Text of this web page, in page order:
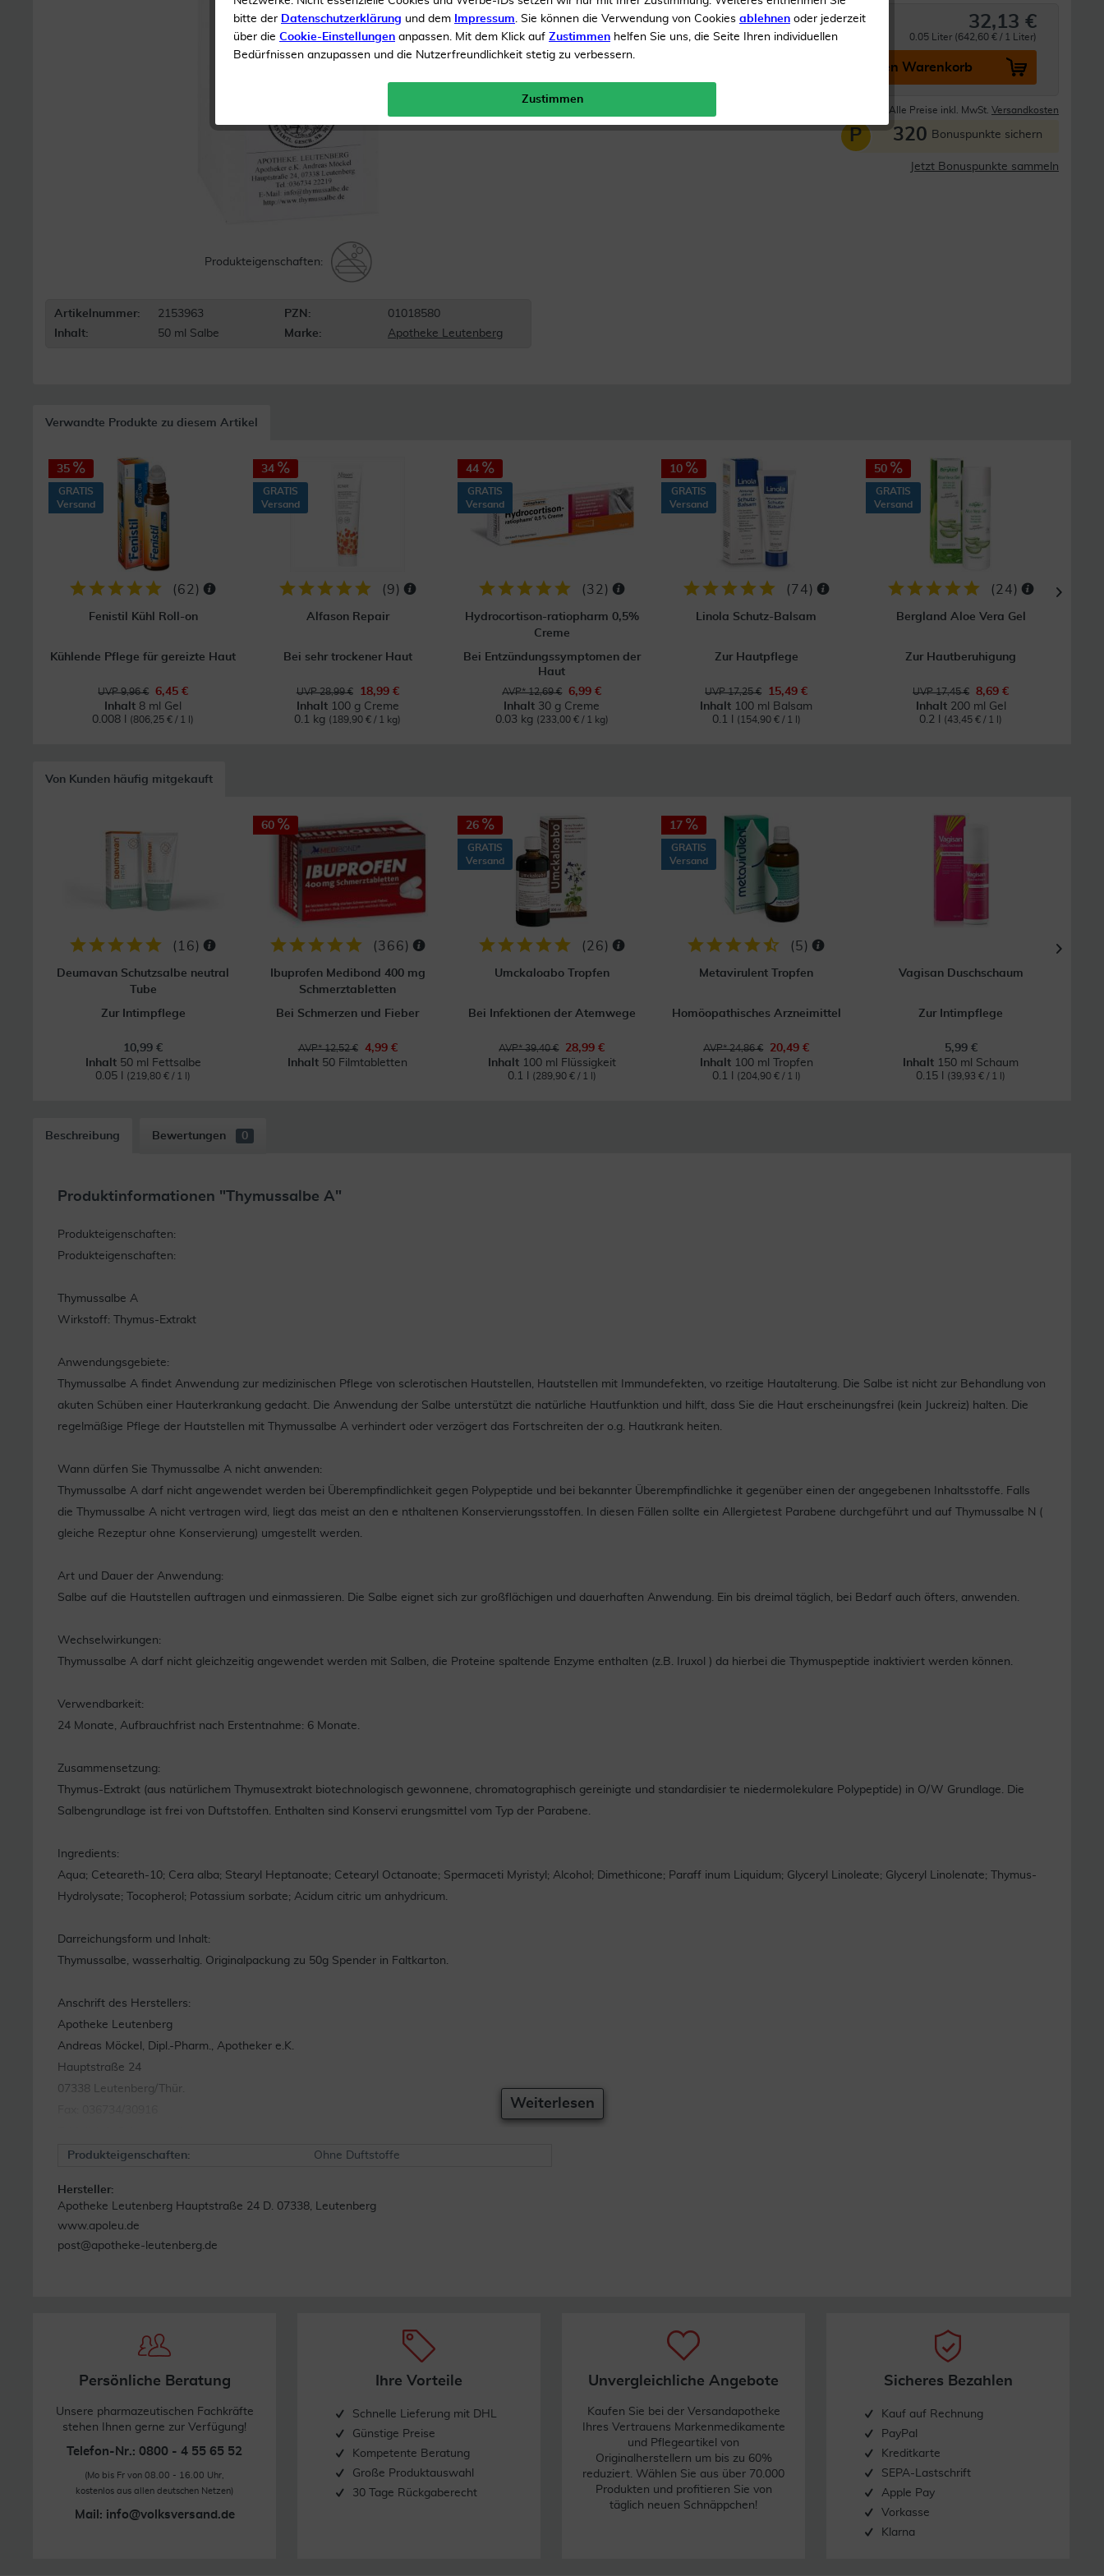
Produkteigenschaften:
Artikelnummer: 2153963 PZN:
01018580
Inhalt:
50 ml Salbe Marke: Apotheke Leutenberg
Inhalt50 ml Salbe 32,13 €
0.05 Liter (642,60 € / 1 Liter)
In den Warenkorb
Alle Preise inkl. MwSt. Versandkosten
P 320 Bonuspunkte sichern
Jetzt Bonuspunkte sammeln
Verwandte Produkte zu diesem Artikel
35
GRATIS
Versand
(62 )
Fenistil Kühl Roll-on
Kühlende Pflege für gereizte Haut
UVP 9,96 €
6,45 €
Inhalt 8 ml Gel
0.008 l
(806,25 € / 1 l)
34
GRATIS
Versand
(9)
Alfason Repair
Bei sehr trockener Haut
UVP 28,99 €
18,99 €
Inhalt 100 g Creme
0.1 kg (189,90 € / 1 kg)
44
GRATIS
Versand
(32 )
Hydrocortison-ratiopharm 0,5%
Creme
Bei Entzündungssymptomen der
Haut
AVP* 12,69 €
6,99 €
Inhalt 30 g Creme
0.03 kg (233,00 € / 1 kg)
10
GRATIS
Versand
( 74)
Linola Schutz-Balsam
Zur Hautpflege
UVP 17,25 €
15,49 €
Inhalt 100 ml Balsam
0.1 l
(154,90 € / 1 l)
50
GRATIS
Versand
(24)
Bergland Aloe Vera Gel
Zur Hautberuhigung
UVP 17,45 €
8,69 €
Inhalt 200 ml Gel
0.2 l
(43,45 € / 1 l)
Von Kunden häufig mitgekauft
( 16)
Deumavan Schutzsalbe neutral
Tube
Zur Intimpflege
10,99 €
Inhalt 50 ml Fettsalbe
0.05 l
(219,80 € / 1 l)
60
(366)
Ibuprofen Medibond 400 mg
Schmerztabletten
Bei Schmerzen und Fieber
AVP* 12,52 €
4,99 €
Inhalt 50 Filmtabletten
26
GRATIS
Versand
(26)
Umckaloabo Tropfen
Bei Infektionen der Atemwege
AVP* 39,40 €
28,99 €
Inhalt 100 ml Flüssigkeit
0.1 l
(289,90 € / 1 l)
17
GRATIS
Versand
(5)
Metavirulent Tropfen
Homöopathisches Arzneimittel
AVP* 24,86 €
20,49 €
Inhalt 100 ml Tropfen
0.1 l
(204,90 € / 1 l)
Vagisan Duschschaum
Zur Intimpflege
5,99 €
Inhalt 150 ml Schaum
0.15 l
(39,93 € / 1 l)
Beschreibung Bewertungen 0
Produktinformationen "Thymussalbe A"
Produkteigenschaften:
Produkteigenschaften:
Thymussalbe A
Wirkstoff: Thymus-Extrakt
Anwendungsgebiete:
Thymussalbe A findet Anwendung zur medizinischen Pflege von sclerotischen Hautstellen, Hautstellen mit Immundefekten, vo rzeitige Hautalterung. Die Salbe ist nicht zur Behandlung von
akuten Schüben einer Hauterkrankung gedacht. Die Anwendung der Salbe unterstützt die natürliche Hautfunktion und hilft, dass Sie die Haut erscheinungsfrei (kein Juckreiz) halten. Die
regelmäßige Pflege der Hautstellen mit Thymussalbe A verhindert oder verzögert das Fortschreiten der o.g. Hautkrank heiten.
Wann dürfen Sie Thymussalbe A nicht anwenden:
Thymussalbe A darf nicht angewendet werden bei Überempfindlichkeit gegen Polypeptide und bei bekannter Überempfindlichke it gegenüber einen der angegebenen Inhaltsstoffe. Falls
die Thymussalbe A nicht vertragen wird, liegt das meist an den e nthaltenen Konservierungsstoffen. In diesen Fällen sollte ein Allergietest Parabene durchgeführt und auf Thymussalbe N (
gleiche Rezeptur ohne Konservierung) umgestellt werden.
Art und Dauer der Anwendung:
Salbe auf die Hautstellen auftragen und einmassieren. Die Salbe eignet sich zur großflächigen und dauerhaften Anwendung. Ein bis dreimal täglich, bei Bedarf auch öfters, anwenden.
Wechselwirkungen:
Thymussalbe A darf nicht gleichzeitig angewendet werden mit Salben, die Proteine spaltende Enzyme enthalten (z.B. Iruxol ) da hierbei die Thymuspeptide inaktiviert werden können.
Verwendbarkeit:
24 Monate, Aufbrauchfrist nach Erstentnahme: 6 Monate.
Zusammensetzung:
Thymus-Extrakt (aus natürlichem Thymusextrakt biotechnologisch gewonnene, chromatographisch gereinigte und standardisier te niedermolekulare Polypeptide) in O/W Grundlage. Die
Salbengrundlage ist frei von Duftstoffen. Enthalten sind Konservi erungsmittel vom Typ der Parabene.
Ingredients:
Aqua; Ceteareth-10; Cera alba; Stearyl Heptanoate; Cetearyl Octanoate; Spermaceti Myristyl; Alcohol; Dimethicone; Paraff inum Liquidum; Glyceryl Linoleate; Glyceryl Linolenate; Thymus-
Hydrolysate; Tocopherol; Potassium sorbate; Acidum citric um anhydricum.
Darreichungsform und Inhalt:
Thymussalbe, wasserhaltig. Originalpackung zu 50g Spender in Faltkarton.
Anschrift des Herstellers:
Apotheke Leutenberg
Andreas Möckel, Dipl.-Pharm., Apotheker e.K.
Hauptstraße 24
07338 Leutenberg/Thür.
www.thymussalbe.de
Diese Gebrauchsinformation wurde zuletzt überarbeitet im April 2008.
Quelle: www.thymussalbe.de
Weiterlesen
Produkteigenschaften: Ohne Duftstoffe
Hersteller:
Apotheke Leutenberg Hauptstraße 24 D. 07338, Leutenberg
www.apoleu.de
post@apotheke-leutenberg.de
Persönliche Beratung
Unsere pharmazeutischen Fachkräfte
stehen Ihnen gerne zur Verfügung!
Telefon-Nr.: 0800 - 4 55 65 52
(Mo bis Fr von 08.00 - 16.00 Uhr,
kostenlos aus allen deutschen Netzen)
Mail: info@volksversand.de
Ihre Vorteile
Schnelle Lieferung mit DHL
Günstige Preise
Kompetente Beratung
Große Produktauswahl
30 Tage Rückgaberecht
Unvergleichliche Angebote
Kaufen Sie bei der Versandapotheke
Ihres Vertrauens Markenmedikamente
und Pflegeartikel von
Originalherstellern um bis zu 60%
reduziert. Wählen Sie aus über 70.000
Produkten und profitieren Sie von
täglich neuen Schnäppchen!
Sicheres Bezahlen
Kauf auf Rechnung
PayPal
Kreditkarte
SEPA-Lastschrift
Apple Pay
Vorkasse
Klarna
bitte der Datenschutzerklärung und dem Impressum. Sie können die Verwendung von Cookies ablehnen oder jederzeit
über die Cookie-Einstellungen anpassen. Mit dem Klick auf Zustimmen helfen Sie uns, die Seite Ihren individuellen
Bedürfnissen anzupassen und die Nutzerfreundlichkeit stetig zu verbessern.
Zustimmen